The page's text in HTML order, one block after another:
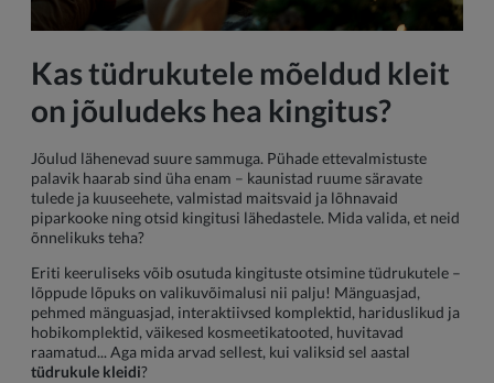
Kas tüdrukutele mõeldud kleit
on jõuludeks hea kingitus?
Jõulud lähenevad suure sammuga. Pühade ettevalmistuste
palavik haarab sind üha enam – kaunistad ruume säravate
tulede ja kuuseehete, valmistad maitsvaid ja lõhnavaid
piparkooke ning otsid kingitusi lähedastele. Mida valida, et neid
õnnelikuks teha?
Eriti keeruliseks võib osutuda kingituste otsimine tüdrukutele –
lõppude lõpuks on valikuvõimalusi nii palju! Mänguasjad,
pehmed mänguasjad, interaktiivsed komplektid, hariduslikud ja
hobikomplektid, väikesed kosmeetikatooted, huvitavad
raamatud... Aga mida arvad sellest, kui valiksid sel aastal
tüdrukule kleidi?